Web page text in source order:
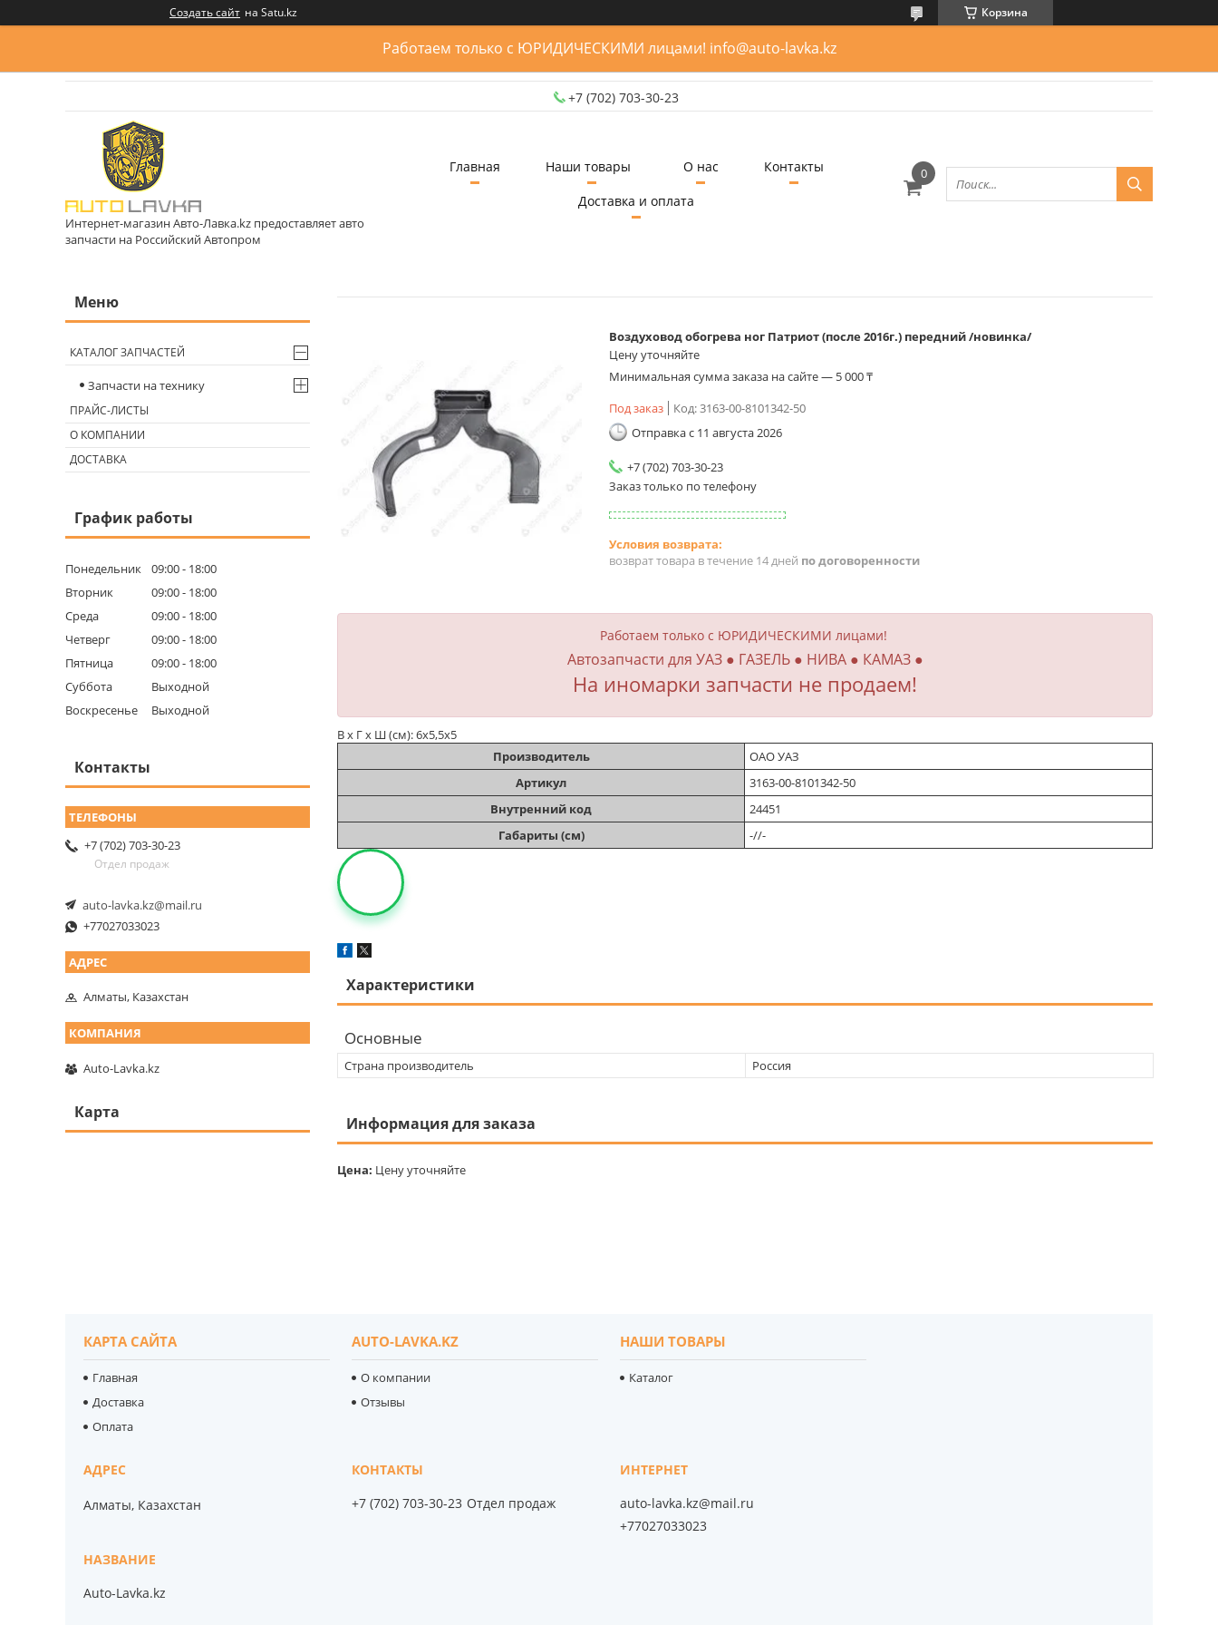
Создать сайт на Satu.kz Корзина
Работаем только с ЮРИДИЧЕСКИМИ лицами! info@auto-lavka.kz
+7 (702) 703-30-23
Интернет-магазин Авто-Лавка.kz предоставляет авто
запчасти на Российский Автопром
Главная Наши товары О нас
Контакты
Доставка и оплата
Воздуховод обогрева ног Патриот (после 2016г.) передний /новинка/
Цену уточняйте
Минимальная сумма заказа на сайте — 5 000 ₸
Под заказ
Код:3163-00-8101342-50
Отправка с 11 августа 2026
+7 (702) 703-30-23
Заказ только по телефону
возврат товара в течение 14 дней по договоренности
Работаем только с ЮРИДИЧЕСКИМИ лицами!
Автозапчасти для УАЗ ● ГАЗЕЛЬ ● НИВА ● КАМАЗ ●
На иномарки запчасти не продаем!
В х Г х Ш (см): 6х5,5х5
Производитель
ОАО УАЗ
Артикул
3163-00-8101342-50
Внутренний код
24451
Габариты (см)
-//-
Характеристики
Основные
Страна производитель Россия
Информация для заказа
Цена: Цену уточняйте
КАТАЛОГ ЗАПЧАСТЕЙ
Запчасти на технику
ПРАЙС-ЛИСТЫ
О КОМПАНИИ
ДОСТАВКА
График работы
Понедельник 09:00
18:00
Вторник
09:00
18:00
Среда
09:00
18:00
Четверг
09:00
18:00
Пятница
09:00
18:00
Суббота
Выходной
Воскресенье
Выходной
Контакты
+7 (702) 703-30-23
Отдел продаж
auto-lavka.kz@mail.ru
+77027033023
Алматы, Казахстан
Auto-Lavka.kz
Карта
КАРТА САЙТА
Главная
Доставка
Оплата
AUTO-LAVKA.KZ
О компании
Отзывы
НАШИ ТОВАРЫ
Каталог
Алматы, Казахстан
Auto-Lavka.kz
+7 (702) 703-30-23 Отдел продаж
auto-lavka.kz@mail.ru
+77027033023